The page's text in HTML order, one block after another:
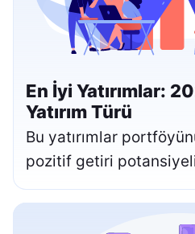
En İyi Yatırımlar:
Yatırım Türü
Bu yatırımlar
pozitif getiri